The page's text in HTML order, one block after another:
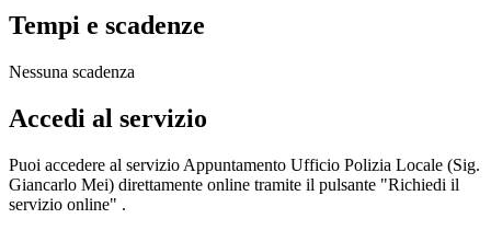
Tempi e scadenze
Nessuna scadenza
Accedi al servizio
Puoi accedere al servizio Appuntamento Ufficio Polizia Locale (Sig.
Giancarlo Mei) direttamente online tramite il pulsante "Richiedi il
servizio online" .